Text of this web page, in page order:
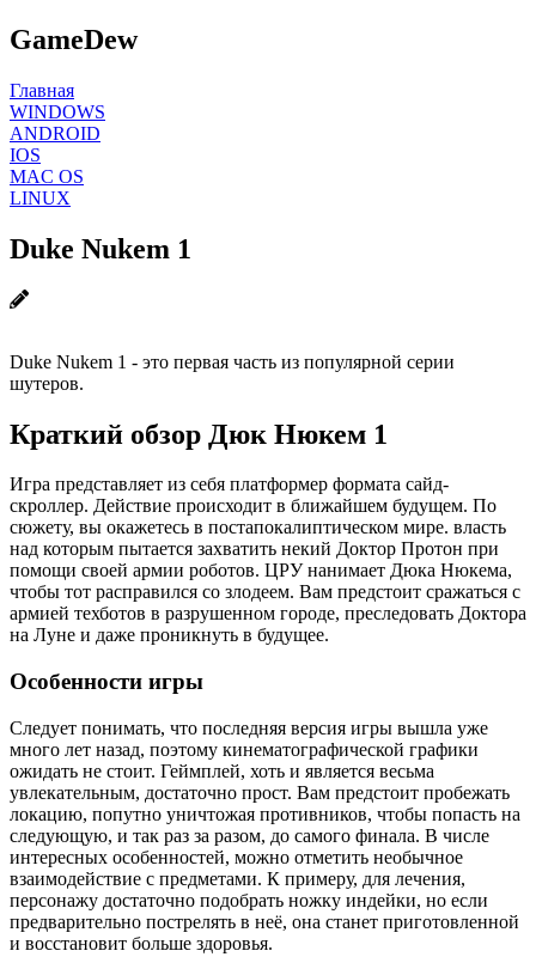
GameDew
Главная
WINDOWS
ANDROID
IOS
MAC OS
LINUX
Duke Nukem 1
Duke Nukem 1 - это первая часть из популярной серии
шутеров.
Краткий обзор Дюк Нюкем 1
Игра представляет из себя платформер формата сайд-
скроллер. Действие происходит в ближайшем будущем. По
сюжету, вы окажетесь в постапокалиптическом мире. власть
над которым пытается захватить некий Доктор Протон при
помощи своей армии роботов. ЦРУ нанимает Дюка Нюкема,
чтобы тот расправился со злодеем. Вам предстоит сражаться с
армией техботов в разрушенном городе, преследовать Доктора
на Луне и даже проникнуть в будущее.
Особенности игры
Следует понимать, что последняя версия игры вышла уже
много лет назад, поэтому кинематографической графики
ожидать не стоит. Геймплей, хоть и является весьма
увлекательным, достаточно прост. Вам предстоит пробежать
локацию, попутно уничтожая противников, чтобы попасть на
следующую, и так раз за разом, до самого финала. В числе
интересных особенностей, можно отметить необычное
взаимодействие с предметами. К примеру, для лечения,
персонажу достаточно подобрать ножку индейки, но если
предварительно пострелять в неё, она станет приготовленной
и восстановит больше здоровья.